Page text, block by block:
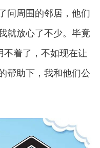
问周围的邻居，他们
就放心了不少。毕竟
不着了，不如现在让
帮助下，我和他们公